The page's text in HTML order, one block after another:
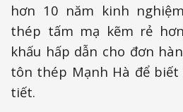
hơn 10 năm kinh
thép tấm mạ kẽm rẻ
khấu hấp dẫn cho đơn
tôn thép Mạnh Hà để
tiết.